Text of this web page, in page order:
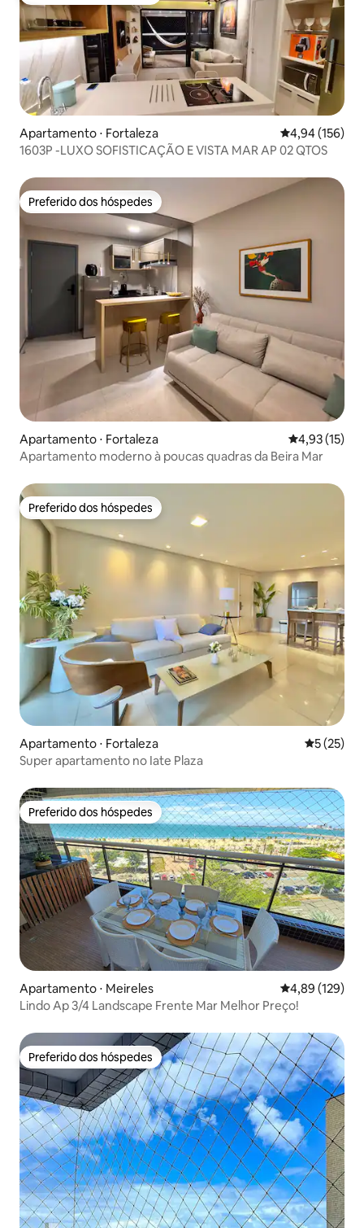
Apartamento ⋅ Fortaleza 4,94 de uma
4,94 (156)
1603P -LUXO SOFISTICAÇÃO E VISTA MAR AP 02 QTOS
Preferido dos hóspedes
Preferido dos hóspedes
Apartamento ⋅ Fortaleza 4,93 de uma
4,93 (15)
Apartamento moderno à poucas quadras da Beira Mar
Preferido dos hóspedes
Preferido dos hóspedes
Apartamento ⋅ Fortaleza 5 de uma
5 (25)
Super apartamento no Iate Plaza
Preferido dos hóspedes
Preferido dos hóspedes
Apartamento ⋅ Meireles 4,89 de uma
4,89 (129)
Lindo Ap 3/4 Landscape Frente Mar Melhor Preço!
Preferido dos hóspedes
Preferido dos hóspedes